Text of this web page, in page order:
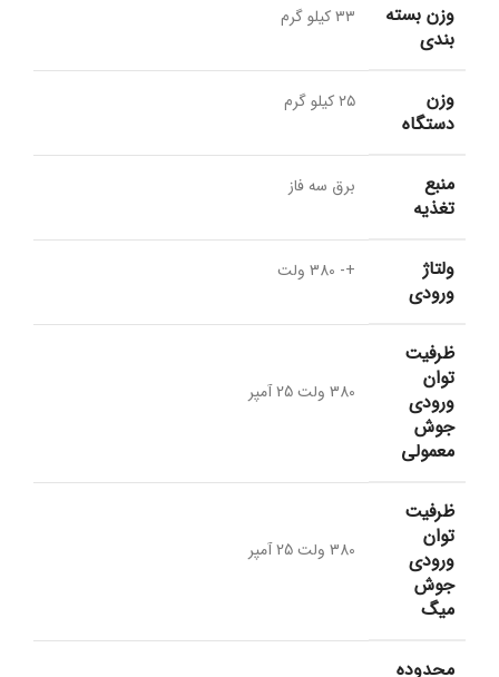
وزن بسته
بندی
۳۳ کیلو گرم
وزن
دستگاه
۲۵ کیلو گرم
منبع
تغذیه
برق سه فاز
ولتاژ
ورودی
+- 380 ولت
ظرفیت
توان
ورودی
جوش
معمولی
380 ولت 25 آمپر
ظرفیت
توان
ورودی
جوش
میگ
380 ولت 25 آمپر
محدوده